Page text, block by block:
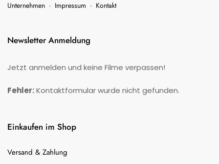
Unternehmen · Impressum · Kontakt
Newsletter Anmeldung
Jetzt anmelden und keine Filme verpassen!
Fehler:Kontaktformular wurde nicht gefunden.
Einkaufen im Shop
Versand & Zahlung